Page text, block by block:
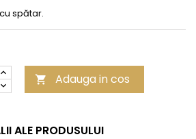
spătar.
 Adauga in cos
ALE PRODUSULUI